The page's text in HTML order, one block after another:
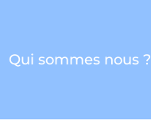
Qui sommes nous ?